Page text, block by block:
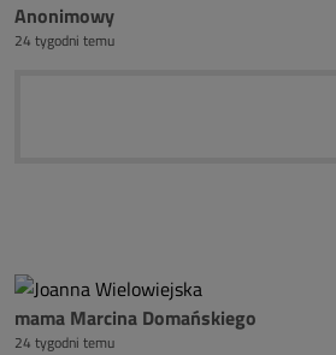
Anonimowy
24 tygodni temu
mama Marcina Domańskiego
24 tygodni temu